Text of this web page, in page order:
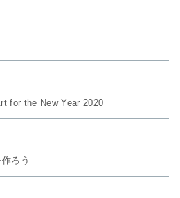
for the New Year 2020
ろう